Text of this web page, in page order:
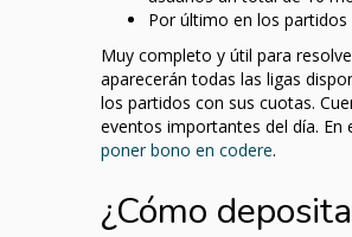
Por último en los partidos
Muy completo y útil para
aparecerán todas las ligas
los partidos con sus cuotas.
eventos importantes del día. En
poner bono en codere.
¿Cómo